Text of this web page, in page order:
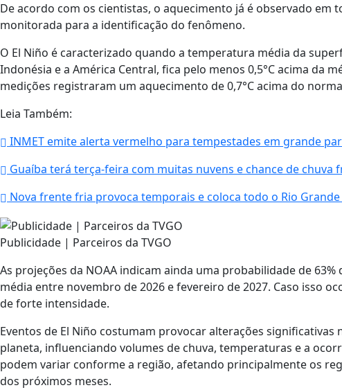
De acordo com os cientistas, o aquecimento já é observado em
monitorada para a identificação do fenômeno.
O El Niño é caracterizado quando a temperatura média da
Indonésia e a América Central, fica pelo menos 0,5°C acima da
medições registraram um aquecimento de 0,7°C acima do
Leia Também:
INMET emite alerta vermelho para tempestades em grande
Guaíba terá terça-feira com muitas nuvens e chance de chuva
Nova frente fria provoca temporais e coloca todo o Rio
Publicidade | Parceiros da TVGO
As projeções da NOAA indicam ainda uma probabilidade de
média entre novembro de 2026 e fevereiro de 2027. Caso isso
de forte intensidade.
Eventos de El Niño costumam provocar alterações
planeta, influenciando volumes de chuva, temperaturas e a
podem variar conforme a região, afetando principalmente os
dos próximos meses.